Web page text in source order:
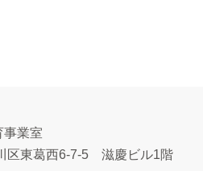
業室
区東葛西6-7-5 滋慶ビル1階